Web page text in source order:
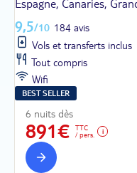
Espagne, Canaries,
9,5/10 184 avis
Vols et transferts inclus
Tout compris
Wifi
BEST SELLER
6 nuits dès
891€
TTC
/ pers.